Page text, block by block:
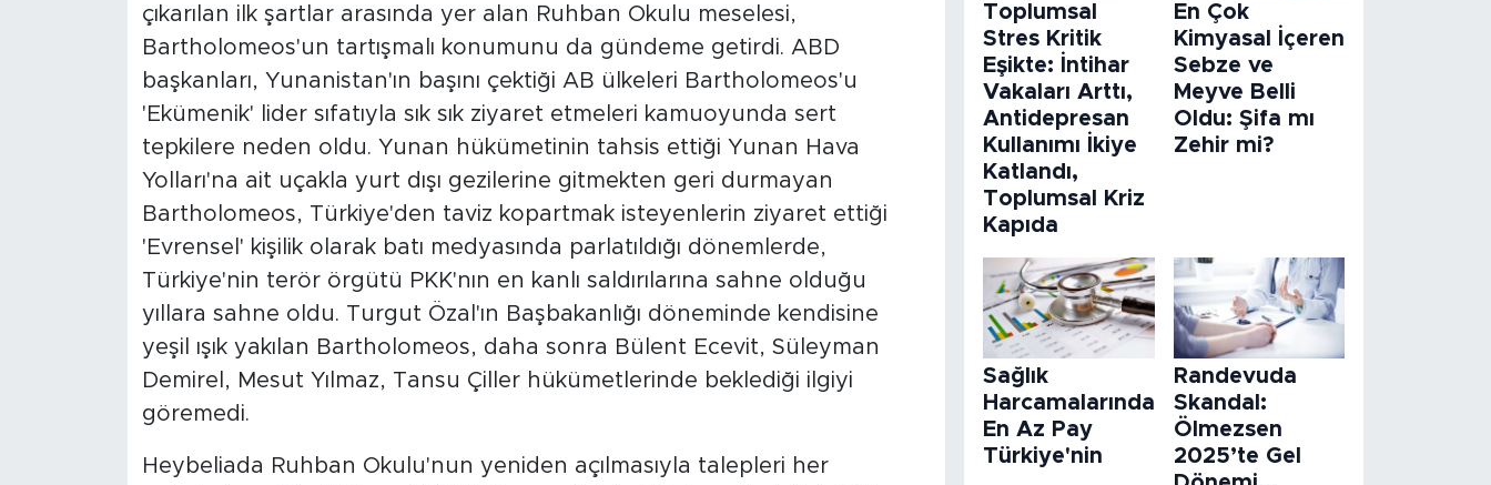
çıkarılan ilk şartlar arasında yer alan Ruhban Okulu meselesi,
Bartholomeos'un tartışmalı konumunu da gündeme getirdi. ABD
başkanları, Yunanistan'ın başını çektiği AB ülkeleri Bartholomeos'u
'Ekümenik' lider sıfatıyla sık sık ziyaret etmeleri kamuoyunda sert
tepkilere neden oldu. Yunan hükümetinin tahsis ettiği Yunan Hava
Yolları'na ait uçakla yurt dışı gezilerine gitmekten geri durmayan
Bartholomeos, Türkiye'den taviz kopartmak isteyenlerin ziyaret ettiği
'Evrensel' kişilik olarak batı medyasında parlatıldığı dönemlerde,
Türkiye'nin terör örgütü PKK'nın en kanlı saldırılarına sahne olduğu
yıllara sahne oldu. Turgut Özal'ın Başbakanlığı döneminde kendisine
yeşil ışık yakılan Bartholomeos, daha sonra Bülent Ecevit, Süleyman
Demirel, Mesut Yılmaz, Tansu Çiller hükümetlerinde beklediği ilgiyi
göremedi.
Heybeliada Ruhban Okulu'nun yeniden açılmasıyla talepleri her
Toplumsal
Stres Kritik
Eşikte: İntihar
Vakaları Arttı,
Antidepresan
Kullanımı İkiye
Katlandı,
Toplumsal Kriz
Kapıda
En Çok
Kimyasal İçeren
Sebze ve
Meyve Belli
Oldu: Şifa mı
Zehir mi?
Sağlık
Harcamalarında
En Az Pay
Türkiye'nin
Randevuda
Skandal:
Ölmezsen
2025’te Gel